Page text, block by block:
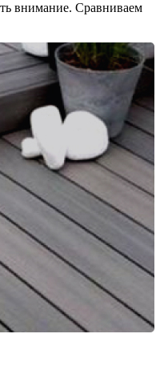
внимание. Сравниваем